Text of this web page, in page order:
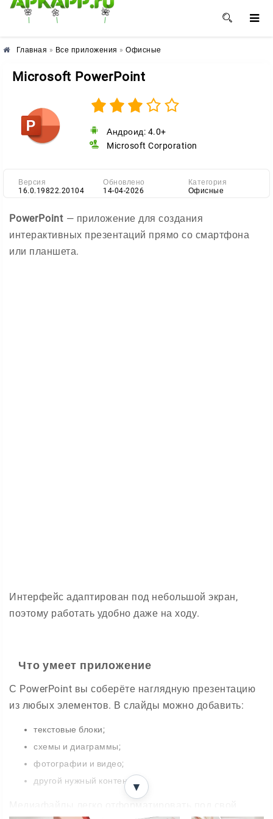
🌸 🌼 🌺
Главная » Все приложения » Офисные
Microsoft PowerPoint
Андроид: 4.0+
Microsoft Corporation
Версия
16.0.19822.20104
Обновлено
14-04-2026
Категория
Офисные
PowerPoint — приложение для создания
интерактивных презентаций прямо со смартфона
или планшета.
Интерфейс адаптирован под небольшой экран,
поэтому работать удобно даже на ходу.
Что умеет приложение
С PowerPoint вы соберёте наглядную презентацию
из любых элементов. В слайды можно добавить:
текстовые блоки;
схемы и диаграммы;
фотографии и видео;
другой нужный контент. ▼